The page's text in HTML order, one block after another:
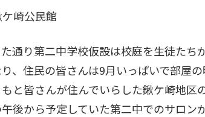
崎公民館
通り第二中学校仮設は校庭を生徒たち
、住民の皆さんは9月いっぱいで部屋
と皆さんが住んでいらした鍬ケ崎地区
後から予定していた第二中でのサロ